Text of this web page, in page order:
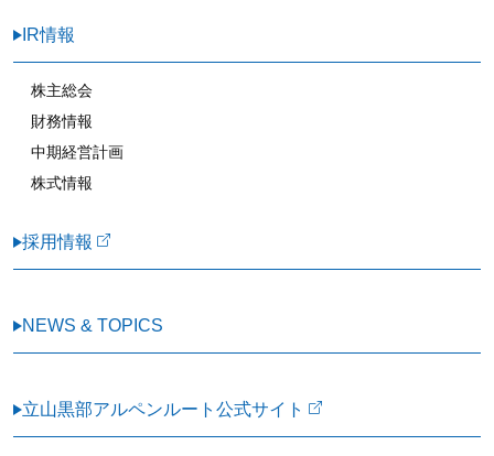
IR情報
株主総会
財務情報
中期経営計画
株式情報
採用情報
NEWS & TOPICS
立山黒部アルペンルート公式サイト